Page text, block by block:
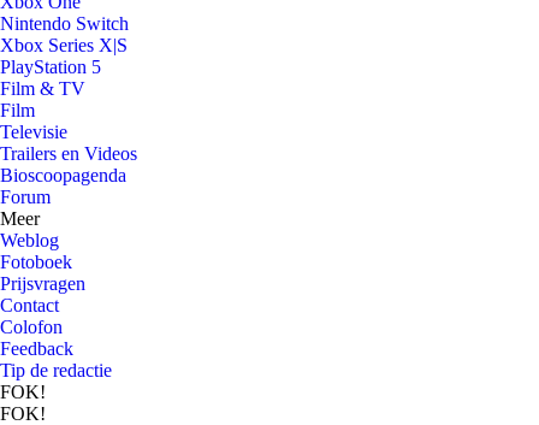
Nintendo Switch
Xbox Series X|S
PlayStation 5
Film & TV
Film
Televisie
Trailers en Videos
Bioscoopagenda
Forum
Meer
Weblog
Fotoboek
Prijsvragen
Contact
Colofon
Feedback
Tip de redactie
FOK!
FOK!